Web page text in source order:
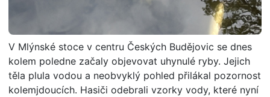
V Mlýnské stoce v centru Českých Budějovic se dnes
kolem poledne začaly objevovat uhynulé ryby. Jejich
těla plula vodou a neobvyklý pohled přilákal pozornost
kolemjdoucích. Hasiči odebrali vzorky vody, které nyní